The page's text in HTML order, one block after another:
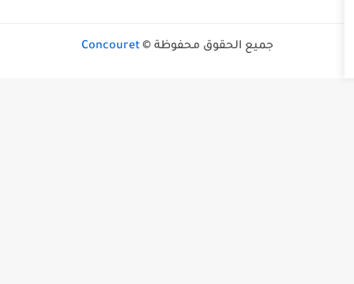
الحقوق محفوظة ©Concouret